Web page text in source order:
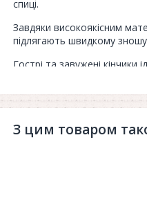
спиці.
Завдяки високоякісним
підлягають швидкому
Гострі та завужені кінчики
Ці спиці порадують Вас
стежкам та жодних зачіпок.
З цим товаром